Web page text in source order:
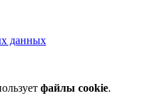
данных
файлы cookie.